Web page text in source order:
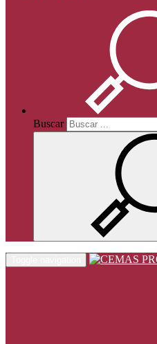
Buscar